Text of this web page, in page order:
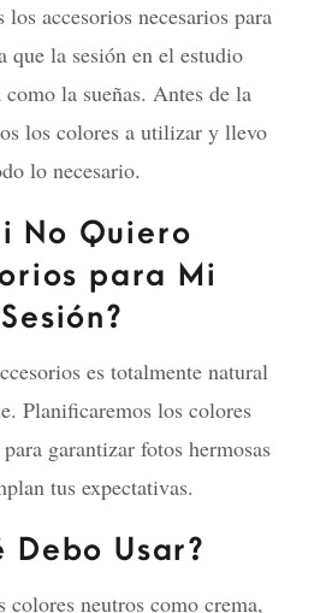
los accesorios necesarios para
que la sesión en el estudio
la sueñas. Antes de la
los colores a utilizar y llevo
lo necesario.
No Quiero
para Mi
Sesión?
es totalmente natural
Planificaremos los colores
garantizar fotos hermosas
tus expectativas.
Debo Usar?
colores neutros como crema,